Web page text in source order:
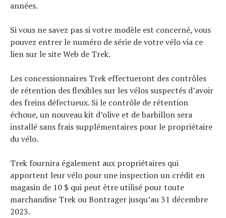
années.
Si vous ne savez pas si votre modèle est concerné, vous
pouvez entrer le numéro de série de votre vélo via ce
lien sur le site Web de Trek.
Les concessionnaires Trek effectueront des contrôles
de rétention des flexibles sur les vélos suspectés d’avoir
des freins défectueux. Si le contrôle de rétention
échoue, un nouveau kit d’olive et de barbillon sera
installé sans frais supplémentaires pour le propriétaire
du vélo.
Trek fournira également aux propriétaires qui
apportent leur vélo pour une inspection un crédit en
magasin de 10 $ qui peut être utilisé pour toute
marchandise Trek ou Bontrager jusqu’au 31 décembre
2023.